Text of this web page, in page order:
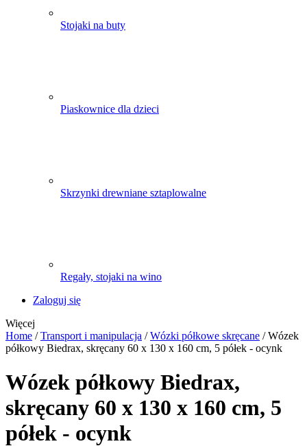
Stojaki na buty
Piaskownice dla dzieci
Skrzynki drewniane sztaplowalne
Regały, stojaki na wino
Zaloguj się
Więcej
Home / Transport i manipulacja / Wózki półkowe skręcane / Wózek
półkowy Biedrax, skręcany 60 x 130 x 160 cm, 5 półek - ocynk
Wózek półkowy Biedrax,
skręcany 60 x 130 x 160 cm, 5
półek - ocynk